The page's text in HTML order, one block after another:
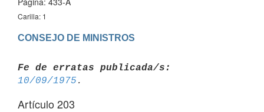
Carilla: 1
CONSEJO DE MINISTROS
Fe de erratas publicada/s:
10/09/1975
Artículo 203